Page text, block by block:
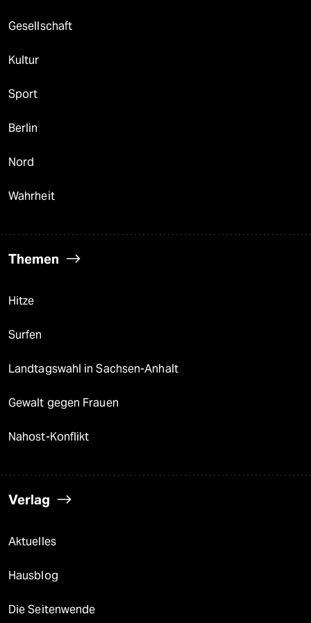
Gesellschaft
Kultur
Sport
Berlin
Nord
Wahrheit
Themen
Hitze
Surfen
Landtagswahl in Sachsen-Anhalt
Gewalt gegen Frauen
Nahost-Konflikt
Verlag
Aktuelles
Hausblog
Die Seitenwende